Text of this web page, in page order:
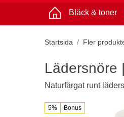
Bläck & toner
Startsida Fler
5% Bonus
Lädersnöre
Naturfärgat runt